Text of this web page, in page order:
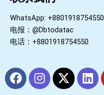
WhatsApp: +8801918754550
电报：@Dbtodatac
电话：+8801918754550
F
a
I
n
X
-
L
i